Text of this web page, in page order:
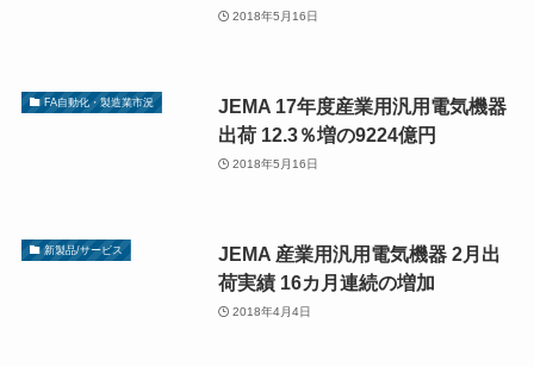
2018年5月16日
FA自動化・製造業市況
JEMA 17年度産業用汎用電気機器
出荷 12.3％増の9224億円
2018年5月16日
新製品/サービス
JEMA 産業用汎用電気機器 2月出
荷実績 16カ月連続の増加
2018年4月4日